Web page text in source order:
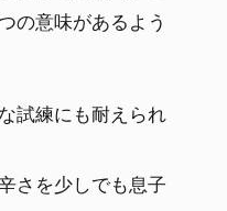
の意味があるよう
試練にも耐えられ
さを少しでも息子